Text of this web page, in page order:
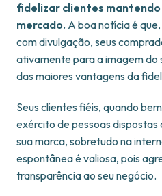
fidelizar clientes
mercado. A boa notícia é
com divulgação, seus
ativamente para a imagem do
das maiores vantagens da
Seus clientes fiéis, quando
exército de pessoas
sua marca, sobretudo na
espontânea é valiosa, pois
transparência ao seu negócio.